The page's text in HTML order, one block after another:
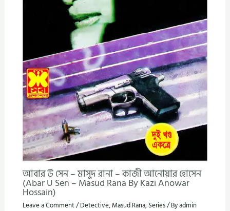
আবার উ সেন – মাসুদ রানা – কাজী আনোয়ার হোসেন
(Abar U Sen – Masud Rana By Kazi Anowar
Hossain)
Leave a Comment/Detective, Masud Rana, Series/ Byadmin